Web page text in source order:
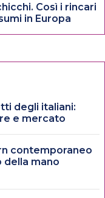
Così i rincari
in Europa
degli italiani:
e mercato
contemporaneo
mano